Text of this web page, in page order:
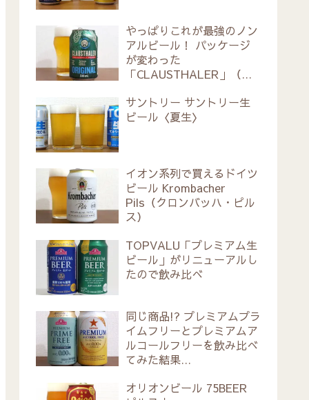
やっぱりこれが最強のノン
アルビール！ パッケージ
が変わった
「CLAUSTHALER」（ク
サントリー サントリー生
ビール〈夏生〉
イオン系列で買えるドイツ
ビール Krombacher
Pils（クロンバッハ・ピル
ス）
TOPVALU「プレミアム生
ビール」がリニューアルし
たので飲み比べ
同じ商品!? プレミアムプラ
イムフリーとプレミアムア
ルコールフリーを飲み比べ
てみた結果…
オリオンビール 75BEER